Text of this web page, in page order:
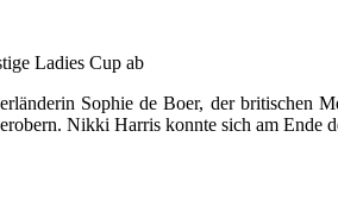
Ladies Cup ab
Sophie de Boer, der britischen
Nikki Harris konnte sich am Ende